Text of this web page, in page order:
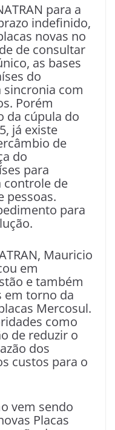
para a
indefinido,
novas no
de consultar
as bases
do
sincronia com
Porém
da cúpula do
já existe
de
do
para
controle de
pessoas.
para
Mauricio
em
e também
em torno da
Mercosul.
como
de reduzir o
dos
custos para o
vem sendo
Placas